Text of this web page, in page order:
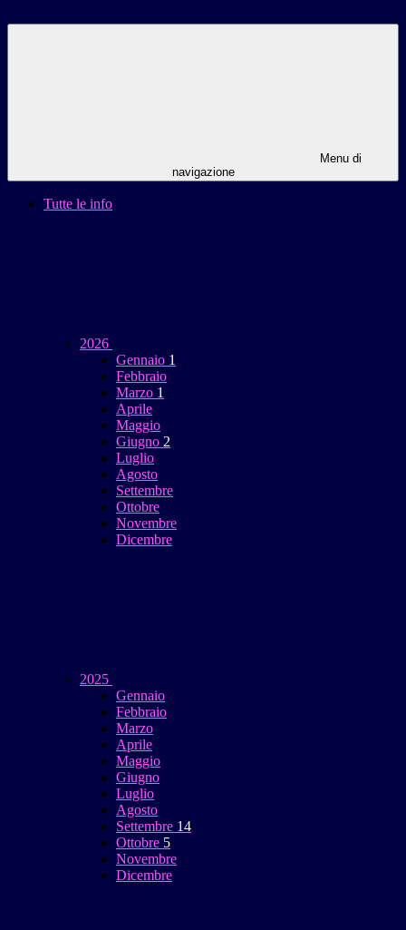
Menu di
navigazione
Tutte le info
2026
Gennaio 1
Febbraio
Marzo 1
Aprile
Maggio
Giugno 2
Luglio
Agosto
Settembre
Ottobre
Novembre
Dicembre
2025
Gennaio
Febbraio
Marzo
Aprile
Maggio
Giugno
Luglio
Agosto
Settembre 14
Ottobre 5
Novembre
Dicembre